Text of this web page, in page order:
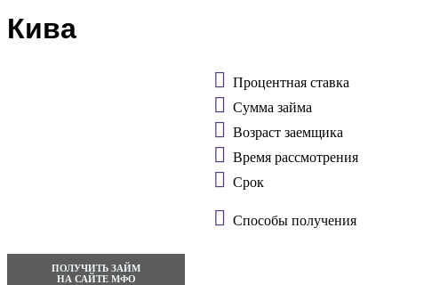
Кива
ПОЛУЧИТЬ ЗАЙМ
НА САЙТЕ МФО
Процентная ставка
Сумма займа
Возраст заемщика
Время рассмотрения
Срок
Способы получения